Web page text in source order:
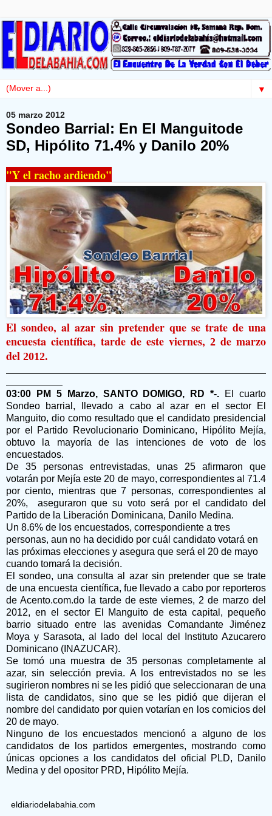
▼
05 marzo 2012
Sondeo Barrial: En El Manguitode
SD, Hipólito 71.4% y Danilo 20%
"Y el racho ardiendo"
El sondeo, al azar sin pretender que se trate de una
encuesta científica, tarde de este viernes, 2 de marzo
del 2012.
03:00 PM 5 Marzo, SANTO DOMIGO, RD *-. El cuarto
Sondeo barrial, llevado a cabo al azar en el sector El
Manguito, dio como resultado que el candidato presidencial
por el Partido Revolucionario Dominicano, Hipólito Mejía,
obtuvo la mayoría de las intenciones de voto de los
encuestados.
De 35 personas entrevistadas, unas 25 afirmaron que
votarán por Mejía este 20 de mayo, correspondientes al 71.4
por ciento, mientras que 7 personas, correspondientes al
20%, aseguraron que su voto será por el candidato del
Partido de la Liberación Dominicana, Danilo Medina.
Un 8.6% de los encuestados, correspondiente a tres
personas, aun no ha decidido por cuál candidato votará en
las próximas elecciones y asegura que será el 20 de mayo
cuando tomará la decisión.
El sondeo, una consulta al azar sin pretender que se trate
de una encuesta científica, fue llevado a cabo por reporteros
de Acento.com.do la tarde de este viernes, 2 de marzo del
2012, en el sector El Manguito de esta capital, pequeño
barrio situado entre las avenidas Comandante Jiménez
Moya y Sarasota, al lado del local del Instituto Azucarero
Dominicano (INAZUCAR).
Se tomó una muestra de 35 personas completamente al
azar, sin selección previa. A los entrevistados no se les
sugirieron nombres ni se les pidió que seleccionaran de una
lista de candidatos, sino que se les pidió que dijeran el
nombre del candidato por quien votarían en los comicios del
20 de mayo.
Ninguno de los encuestados mencionó a alguno de los
candidatos de los partidos emergentes, mostrando como
únicas opciones a los candidatos del oficial PLD, Danilo
Medina y del opositor PRD, Hipólito Mejía.
eldiariodelabahia.com